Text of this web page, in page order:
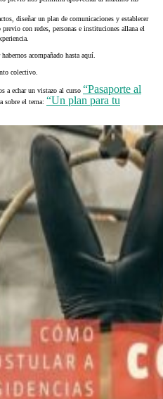
diseñar un plan de comunicaciones y establecer
con redes, personas e instituciones allana el
acompañado hasta aquí.
colectivo.
a echar un vistazo al curso “Pasaporte al
sobre el tema: “Un plan para tu